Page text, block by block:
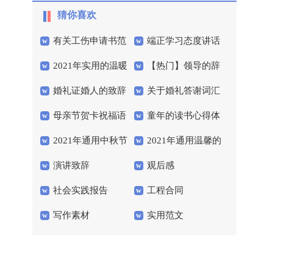
猜你喜欢
有关工伤申请书范
文六篇
端正学习态度讲话
稿
2021年实用的温暖
的晚安心语微信71句
【热门】领导的辞
职报告4篇
婚礼证婚人的致辞
范文（通用7篇）
关于婚礼答谢词汇
编五篇
母亲节贺卡祝福语 童年的读书心得体
会
2021年通用中秋节
祝贺词汇总54条
2021年通用温馨的
晚安心语语录40句
演讲致辞 观后感
社会实践报告 工程合同
写作素材 实用范文